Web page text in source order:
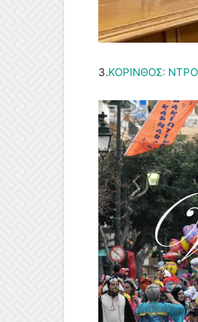
3.ΚΟΡΙΝΘΟΣ: